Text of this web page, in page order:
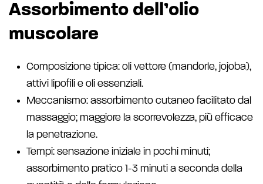
Assorbimento dell’olio
muscolare
Composizione tipica: oli vettore (mandorle, jojoba),
attivi lipofili e oli essenziali.
Meccanismo: assorbimento cutaneo facilitato dal
massaggio; maggiore la scorrevolezza, più efficace
la penetrazione.
Tempi: sensazione iniziale in pochi minuti;
assorbimento pratico 1-3 minuti a seconda della